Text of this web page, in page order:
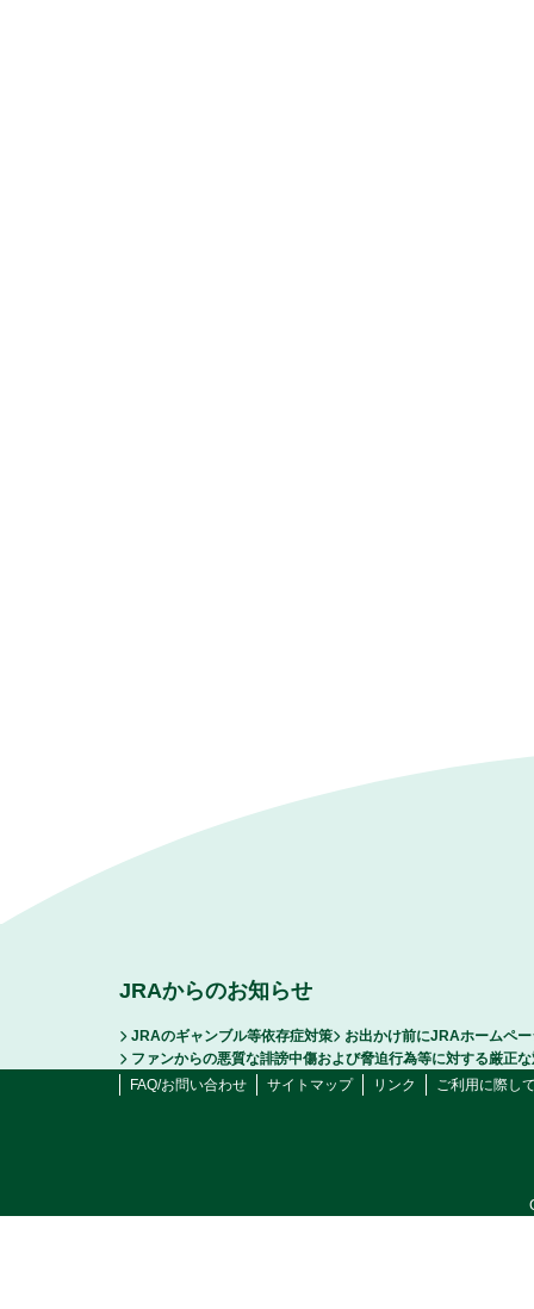
JRAからのお知らせ
JRAのギャンブル等依存症対策
お出かけ前にJRAホームペ
ファンからの悪質な誹謗中傷および脅迫行為等に対する厳正
FAQ/お問い合わせ
サイトマップ リンク ご利用に際し